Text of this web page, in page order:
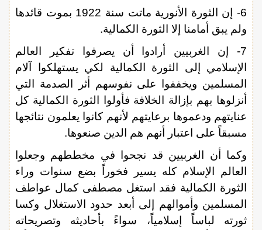
6- إن الثورة الأنورية ماتت سنة 1922 بموت قائدها
ولم يبق أمامنا إلا الثورة الكمالية.
7- إن الغربيين أرادوا أن يصرفوا تفكير العالم
الإسلامي إلى الثورة الكمالية لكي يستهلكوا آلام
المسلمين ويخففوا على نفوسهم أثر الصدمة التي
أنزلوها بهم بإزالة الخلافة فأولوا الثورة الكمالية كل
عنايتهم ودعموها برعايتهم لأنهم كانوا يعلمون نتائجها
مسبقاً على اعتبار أنهم هم الدين صنعوها.
وكما أن الغربيين قد نجحوا في مخططهم وجعلوا
العالم الإسلام كله يسير فخوراً بضع سنوات وراء
الثورة الكمالية فقد استغل مصطفى كمال عواطف
المسلمين وأموالهم إلى أبعد حدود الاستغلال وكسا
ثورته لباساً إسلامياً، سواءً بأحاديثه وتصريحاته